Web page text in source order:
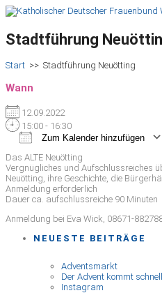
Stadtführung
Start >> Stadtführung Neuötting
Wann
12.09.2022
15:00 - 16:30
Zum Kalender hinzufügen
ICS herunterladen
Google Kalender
Das ALTE Neuötting
Vergnügliches und Aufschlussreiches
Neuötting, ihre Geschichte, die
Anmeldung erforderlich
Dauer ca. aufschlussreiche 90 Minuten
Anmeldung bei Eva Wick, 08671-
NEUESTE BEITRÄGE
Adventsmarkt
Der Advent kommt
Instagram